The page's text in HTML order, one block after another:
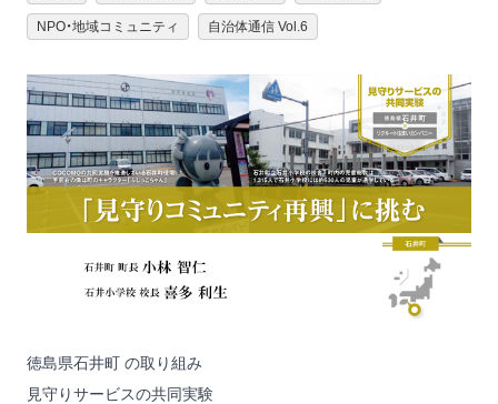
NPO・地域コミュニティ 自治体通信 Vol.6
徳島県石井町 の取り組み
見守りサービスの共同実験